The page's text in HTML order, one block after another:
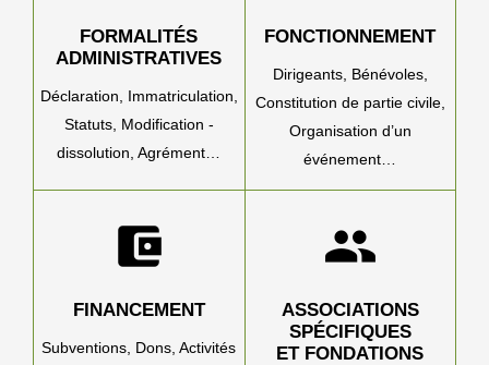
FORMALITÉS
ADMINISTRATIVES
Déclaration, Immatriculation,
Statuts, Modification -
dissolution,Agrément…
FONCTIONNEMENT
Dirigeants, Bénévoles,
Constitution de partie civile,
Organisation d’un
événement…
account_balance_wallet
FINANCEMENT
Subventions, Dons,Activités
group
ASSOCIATIONS
SPÉCIFIQUES
ET FONDATIONS